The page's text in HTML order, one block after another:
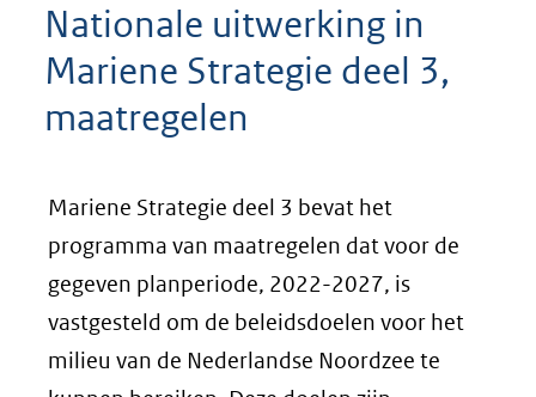
Nationale uitwerking in
Mariene Strategie deel 3,
maatregelen
Mariene Strategie deel 3 bevat het
programma van maatregelen dat voor de
gegeven planperiode, 2022-2027, is
vastgesteld om de beleidsdoelen voor het
milieu van de Nederlandse Noordzee te